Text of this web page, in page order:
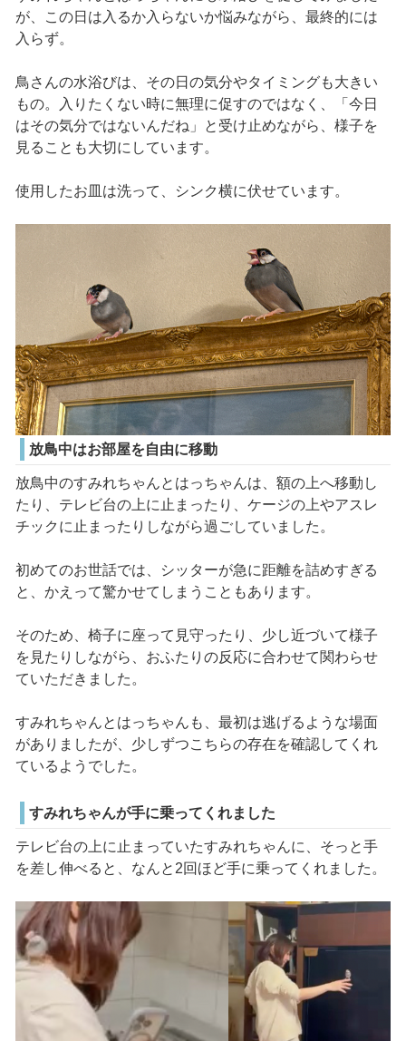
が、この日は入るか入らないか悩みながら、最終的には
入らず。
鳥さんの水浴びは、その日の気分やタイミングも大きい
もの。入りたくない時に無理に促すのではなく、「今日
はその気分ではないんだね」と受け止めながら、様子を
見ることも大切にしています。
使用したお皿は洗って、シンク横に伏せています。
放鳥中はお部屋を自由に移動
放鳥中のすみれちゃんとはっちゃんは、額の上へ移動し
たり、テレビ台の上に止まったり、ケージの上やアスレ
チックに止まったりしながら過ごしていました。
初めてのお世話では、シッターが急に距離を詰めすぎる
と、かえって驚かせてしまうこともあります。
そのため、椅子に座って見守ったり、少し近づいて様子
を見たりしながら、おふたりの反応に合わせて関わらせ
ていただきました。
すみれちゃんとはっちゃんも、最初は逃げるような場面
がありましたが、少しずつこちらの存在を確認してくれ
ているようでした。
すみれちゃんが手に乗ってくれました
テレビ台の上に止まっていたすみれちゃんに、そっと手
を差し伸べると、なんと2回ほど手に乗ってくれました。